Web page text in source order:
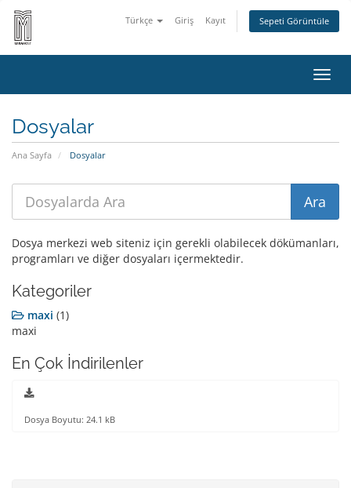
Türkçe Giriş Kayıt Sepeti Görüntüle
Dosyalar
Ana Sayfa Dosyalar
Dosya merkezi web siteniz için gerekli olabilecek dökümanları,
programları ve diğer dosyaları içermektedir.
Kategoriler
maxi (1)
maxi
En Çok İndirilenler
Dosya Boyutu: 24.1 kB